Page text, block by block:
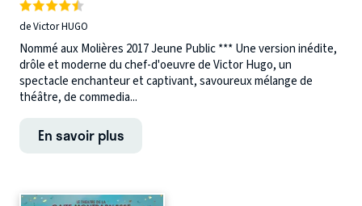
de Victor HUGO
Nommé aux Molières 2017 Jeune Public *** Une version inédite,
drôle et moderne du chef-d'oeuvre de Victor Hugo, un
spectacle enchanteur et captivant, savoureux mélange de
théâtre, de commedia...
En savoir plus